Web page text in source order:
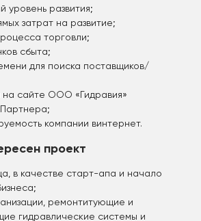
уровень развития;
затрат на развитие;
торговли;
сбыта;
для поиска поставщиков/
на сайте ООО «Гидравия»
Партнера;
компании винтернет.
проект
в качестве старт-апа и начало
ремонтитующие и
гидравлические системы и